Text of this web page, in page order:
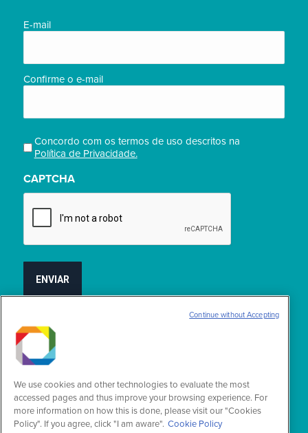
E-
E-mail
Confirme o e-mail
Privacidade
(obrigatório)
Concordo com os termos de uso descritos na
Política de Privacidade.
CAPTCHA
Encontre-nos em:
Facebook
opens
in
page
opens
in
page
opens
in
page
opens
in
We use cookies and other technologies to evaluate the most
accessed pages and thus improve your browsing experience. For
more information on how this is done, please visit our "Cookies
Policy". If you agree, click "I am aware". Cookie Policy
Continue without Accepting